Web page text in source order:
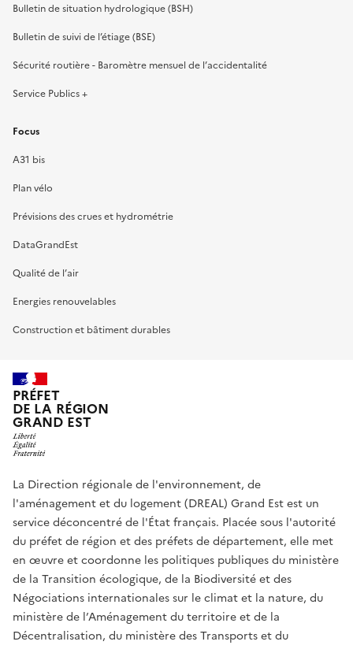
Bulletin de situation hydrologique (BSH)
Bulletin de suivi de l’étiage (BSE)
Sécurité routière - Baromètre mensuel de l’accidentalité
Service Publics +
Focus
A31 bis
Plan vélo
Prévisions des crues et hydrométrie
DataGrandEst
Qualité de l’air
Energies renouvelables
Construction et bâtiment durables
PRÉFET
DE LA RÉGION
GRAND EST
La Direction régionale de l'environnement, de
l'aménagement et du logement (DREAL) Grand Est est un
service déconcentré de l'État français. Placée sous l'autorité
du préfet de région et des préfets de département, elle met
en œuvre et coordonne les politiques publiques du ministère
de la Transition écologique, de la Biodiversité et des
Négociations internationales sur le climat et la nature, du
ministère de l’Aménagement du territoire et de la
Décentralisation, du ministère des Transports et du